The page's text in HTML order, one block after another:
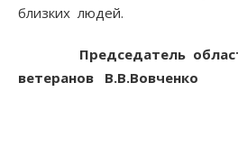
близких людей.
Председатель
ветеранов В.В.Вовченко